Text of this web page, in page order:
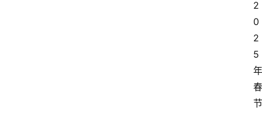
2
0
2
5
年
春
节